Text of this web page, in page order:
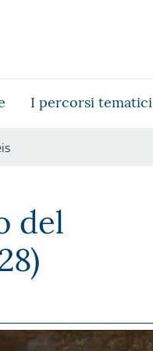
I percorsi tematici
del